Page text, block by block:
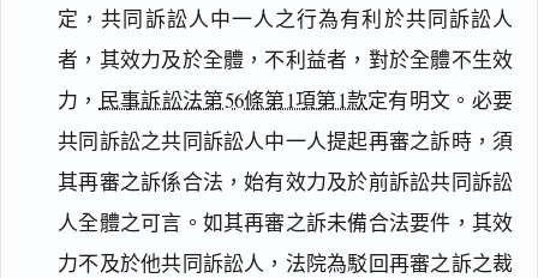
定，共同訴訟人中一人之行為有利於共同訴訟人
者，其效力及於全體，不利益者，對於全體不生效
力， 民事訴訟法第56條第1項第1款定有明文。必要
共同訴訟之共同訴訟人中一人提起再審之訴時，須
其再審之訴係合法，始有效力及於前訴訟共同訴訟
人全體之可言。如其再審之訴未備合法要件，其效
力不及於他共同訴訟人，法院為駁回再審之訴之裁